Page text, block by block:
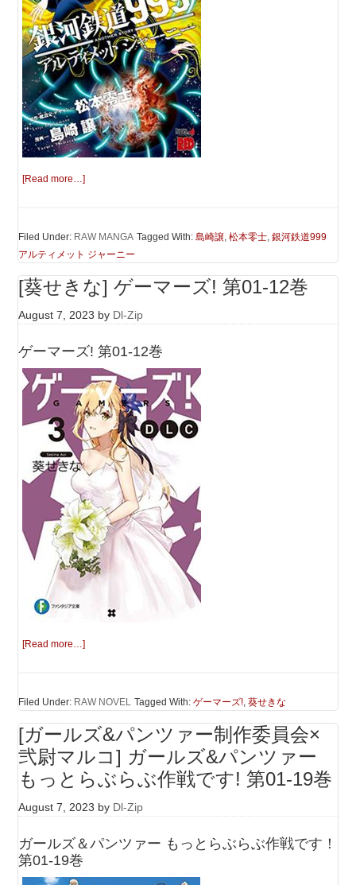
[Read more…]
Filed Under: RAW MANGA Tagged With:島崎譲,松本零士,銀河鉄道999
アルティメット ジャーニー
[葵せきな] ゲーマーズ! 第01-12巻
August 7, 2023 by Dl-Zip
ゲーマーズ! 第01-12巻
[Read more…]
Filed Under: RAW NOVEL Tagged With:ゲーマーズ!,葵せきな
[ガールズ&パンツァー制作委員会×
弐尉マルコ] ガールズ&パンツァー
もっとらぶらぶ作戦です! 第01-19巻
August 7, 2023 by Dl-Zip
ガールズ＆パンツァー もっとらぶらぶ作戦です！
第01-19巻